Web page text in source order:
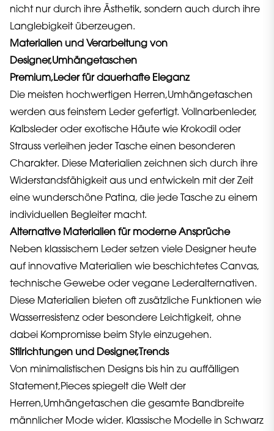
nicht nur durch ihre Ästhetik, sondern auch durch ihre
Langlebigkeit überzeugen.
Materialien und Verarbeitung von
Designer,Umhängetaschen
Premium,Leder für dauerhafte Eleganz
Die meisten hochwertigen Herren,Umhängetaschen
werden aus feinstem Leder gefertigt. Vollnarbenleder,
Kalbsleder oder exotische Häute wie Krokodil oder
Strauss verleihen jeder Tasche einen besonderen
Charakter. Diese Materialien zeichnen sich durch ihre
Widerstandsfähigkeit aus und entwickeln mit der Zeit
eine wunderschöne Patina, die jede Tasche zu einem
individuellen Begleiter macht.
Alternative Materialien für moderne Ansprüche
Neben klassischem Leder setzen viele Designer heute
auf innovative Materialien wie beschichtetes Canvas,
technische Gewebe oder vegane Lederalternativen.
Diese Materialien bieten oft zusätzliche Funktionen wie
Wasserresistenz oder besondere Leichtigkeit, ohne
dabei Kompromisse beim Style einzugehen.
Stilrichtungen und Designer,Trends
Von minimalistischen Designs bis hin zu auffälligen
Statement,Pieces spiegelt die Welt der
Herren,Umhängetaschen die gesamte Bandbreite
männlicher Mode wider. Klassische Modelle in Schwarz